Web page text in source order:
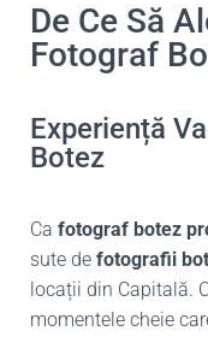
De Ce Să
Fotograf
Experiență
Botez
Ca fotograf botez
sute de fotografii
locații din Capitală.
momentele cheie